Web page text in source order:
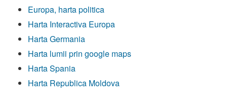
Europa, harta politica
Harta Interactiva Europa
Harta Germania
Harta lumii prin google maps
Harta Spania
Harta Republica Moldova